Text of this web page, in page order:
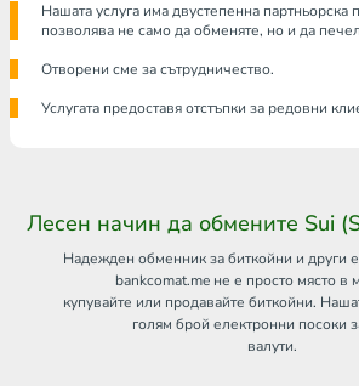
Нашата услуга има двустепенна партньорска
позволява не само да обменяте, но и да
Отворени сме за сътрудничество.
Услугата предоставя отстъпки за редовни
Лесен начин да обмените Sui
Надежден обменник за биткойни и други
bankcomat.me не е просто място в
купувайте или продавайте биткойни.
голям брой електронни посоки
валути.